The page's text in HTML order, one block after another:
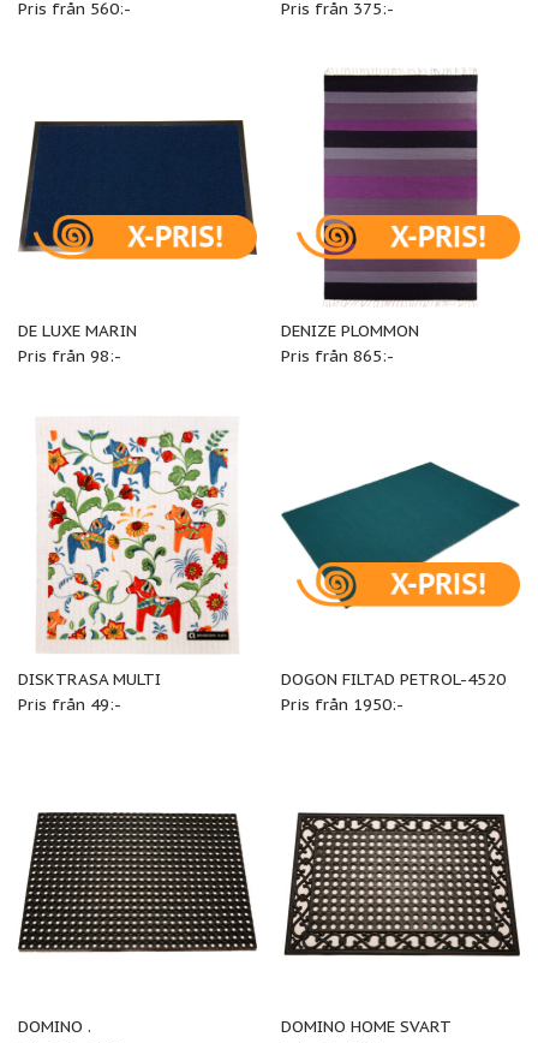
Pris från 560:- Pris från 375:-
DE LUXE MARIN
Pris från 98:-
DENIZE PLOMMON
Pris från 865:-
DISKTRASA MULTI
Pris från 49:-
DOGON FILTAD PETROL-4520
Pris från 1950:-
DOMINO .
DOMINO HOME SVART